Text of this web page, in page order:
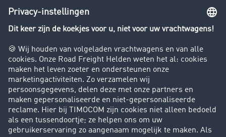
Rijverbod voor vrachtwagens
Bedrijf
Success Stories
Klanten werven klanten
Support